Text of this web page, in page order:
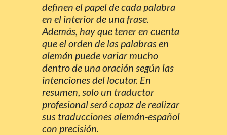
definen el papel de cada palabra
en el interior de una frase.
Además, hay que tener en cuenta
que el orden de las palabras en
alemán puede variar mucho
dentro de una oración según las
intenciones del locutor. En
resumen, solo un traductor
profesional será capaz de realizar
sus traducciones alemán-español
con precisión.